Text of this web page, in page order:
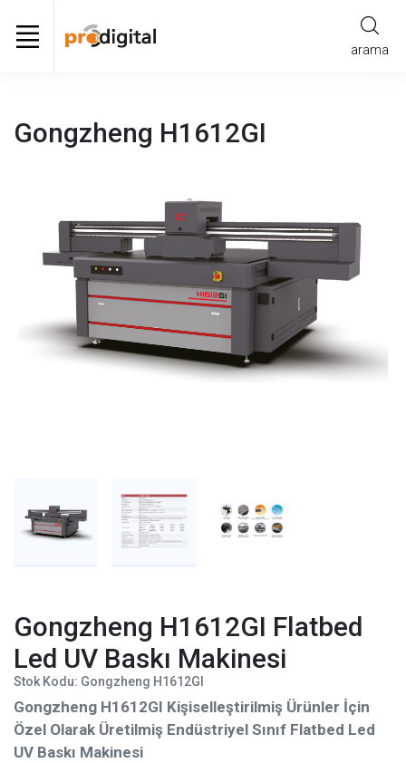
arama
Gongzheng H1612GI
Gongzheng H1612GI Flatbed
Led UV Baskı Makinesi
Stok Kodu: Gongzheng H1612GI
Gongzheng H1612GI Kişiselleştirilmiş Ürünler İçin
Özel Olarak Üretilmiş Endüstriyel Sınıf Flatbed Led
UV Baskı Makinesi